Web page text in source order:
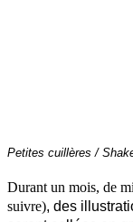
Petites cuillères /
Durant un mois, de
suivre), des